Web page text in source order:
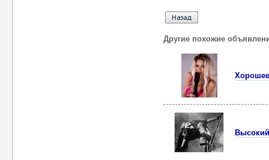
Другие похожие